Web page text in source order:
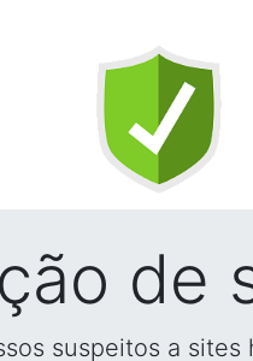
de
suspeitos a sites